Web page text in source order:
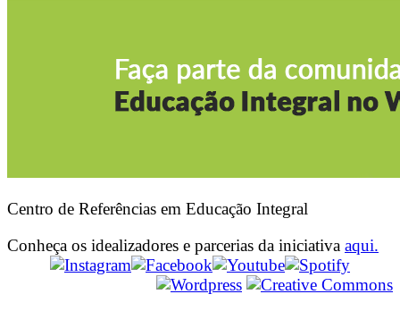
Centro de Referências em Educação Integral
Conheça os idealizadores e parcerias da iniciativa aqui.